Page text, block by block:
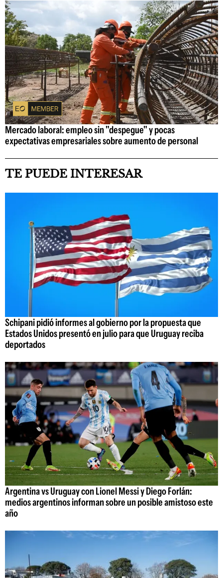
Mercado laboral: empleo sin "despegue" y pocas
expectativas empresariales sobre aumento de personal
TE PUEDE INTERESAR
Schipani pidió informes al gobierno por la propuesta que
Estados Unidos presentó en julio para que Uruguay reciba
deportados
Argentina vs Uruguay con Lionel Messi y Diego Forlán:
medios argentinos informan sobre un posible amistoso este
año